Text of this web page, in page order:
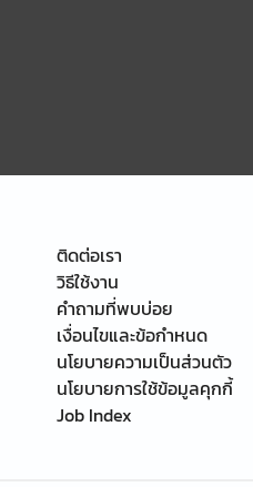
ติดต่อเรา
วิธีใช้งาน
คำถามที่พบบ่อย
เงื่อนไขและข้อกำหนด
นโยบายความเป็นส่วนตัว
นโยบายการใช้ข้อมูลคุกกี้
Job Index